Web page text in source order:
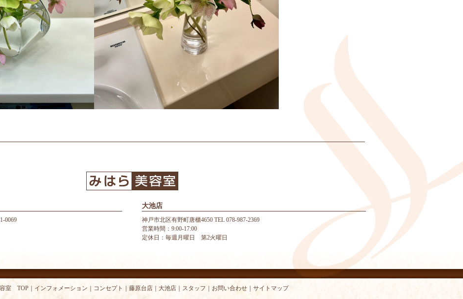
0069
大池店
神戸市北区有野町唐櫃4650 TEL 078-987-2369
営業時間：9:00-17:00
定休日：毎週月曜日 第2火曜日
室 TOP｜ インフォメーション コンセプト 藤原台店｜ 大池店｜ スタッフ お問い合わせ｜ サイトマップ